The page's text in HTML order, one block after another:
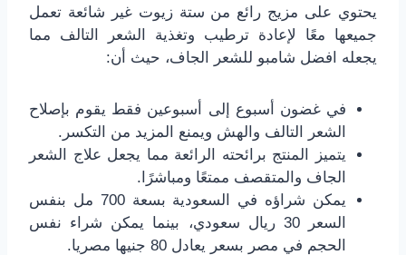
يحتوي على مزيج رائع من ستة زيوت غير شائعة تعمل
جميعها معًا لإعادة ترطيب وتغذية الشعر التالف مما
يجعله افضل شامبو للشعر الجاف، حيث أن:
في غضون أسبوع إلى أسبوعين فقط يقوم بإصلاح
الشعر التالف والهش ويمنع المزيد من التكسر.
يتميز المنتج برائحته الرائعة مما يجعل علاج الشعر
الجاف والمتقصف ممتعًا ومباشرًا.
يمكن شراؤه في السعودية بسعة 700 مل بنفس
السعر 30 ريال سعودي، بينما يمكن شراء نفس
الحجم في مصر بسعر يعادل 80 جنيها مصريا.